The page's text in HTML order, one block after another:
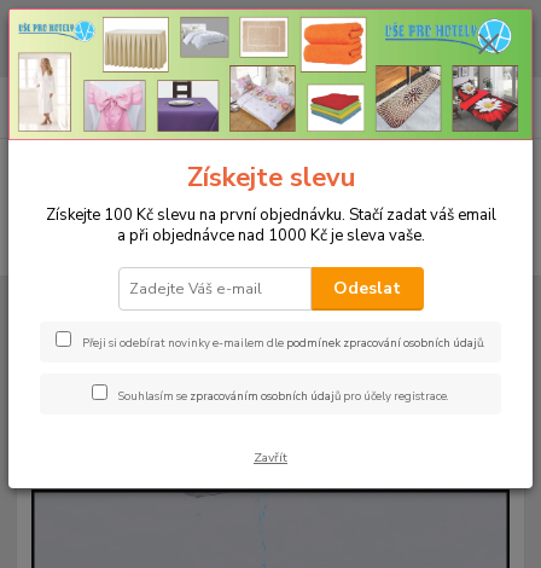
CHCETE NAKOUPIT VĚTŠÍ MNOŽSTVÍ NAŠICH PRODUKTŮ ZA LEPŠÍ
CENU? Klikněte ZDE
CZK
+420 773 794 023
Pondělí-pátek 9-16 hodin
0ks
za0 Kč
MATRACOVÉ CHRÁNIČE A NEPROPUSTÉ PROSTĚRADLA
povrchem
Matracový chránič do postýlky
Získejte slevu
Získejte 100 Kč slevu na první objednávku. Stačí zadat váš email
a při objednávce nad 1000 Kč je sleva vaše.
Odeslat
Přeji si odebírat novinky e-mailem dle podmínek zpracování osobních údajů.
Souhlasím se zpracováním osobních údajů pro účely registrace.
Zavřít